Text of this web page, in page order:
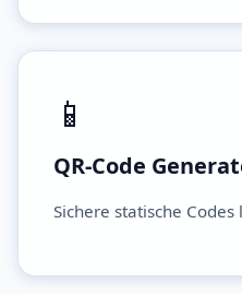
📱
QR-Code
Sichere statische